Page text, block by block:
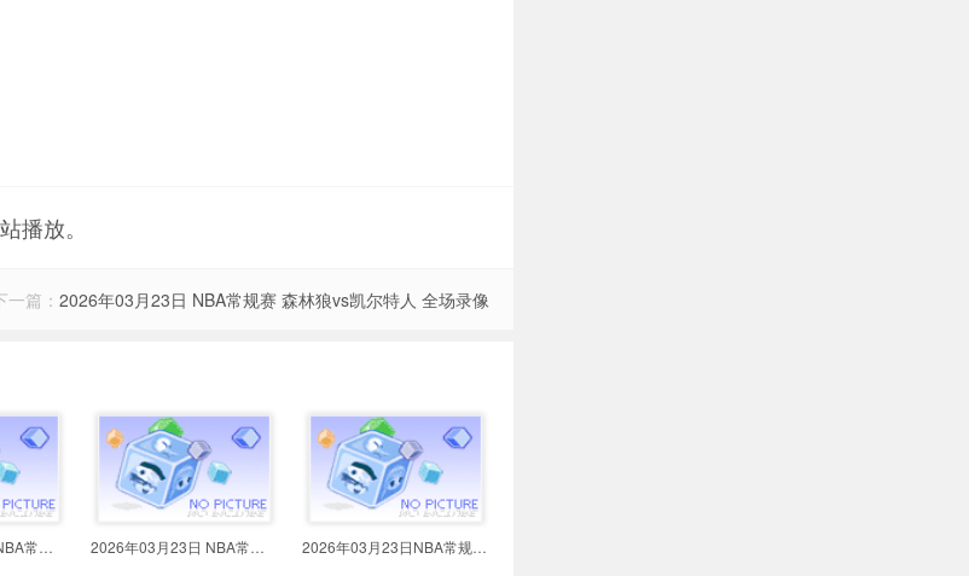
播放。
一篇： 2026年03月23日 NBA常规赛 森林狼vs凯尔特人 全场录像
2026年03月23日 NBA常规赛 森林狼v 2026年03月23日 NBA常规赛 开拓者v 2026年03月23日NBA常规赛 篮网vs国